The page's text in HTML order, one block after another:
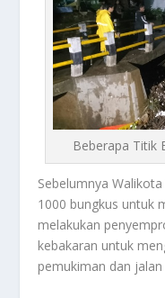
Beberapa Titik
Sebelumnya
1000 bungkus untuk
melakukan
kebakaran untuk
pemukiman dan jalan